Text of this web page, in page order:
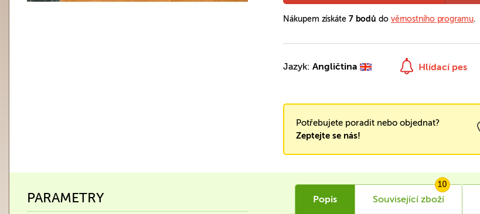
Nákupem získáte 7 bodů do věrnostního programu.
Jazyk:Angličtina Hlídací pes
Potřebujete poradit nebo objednat?
Zeptejte se nás!
PARAMETRY Popis Související zboží
10